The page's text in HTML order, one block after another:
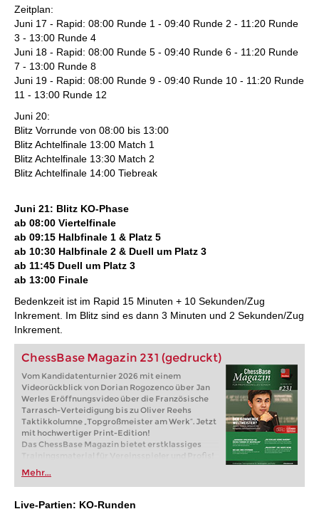
Structures“ – tief in die Komplexität des
farbvertauschten Benoni, des farbvertauschten
Wolga Gambits und des farbvertauschten
Blumenfeld-Gambits.
Kostenloses Beispielvideo:Introduction
Kostenloses Beispielvideo:
Zeitplan:
Juni 17 - Rapid: 08:00 Runde 1 - 09:40 Runde 2 - 11:20 Runde
3 - 13:00 Runde 4
Juni 18 - Rapid: 08:00 Runde 5 - 09:40 Runde 6 - 11:20 Runde
7 - 13:00 Runde 8
Juni 19 - Rapid: 08:00 Runde 9 - 09:40 Runde 10 - 11:20 Runde
11 - 13:00 Runde 12
Juni 20:
Blitz Vorrunde von 08:00 bis 13:00
Blitz Achtelfinale 13:00 Match 1
Blitz Achtelfinale 13:30 Match 2
Blitz Achtelfinale 14:00 Tiebreak
Juni 21: Blitz KO-Phase
ab 08:00 Viertelfinale
ab 09:15 Halbfinale 1 & Platz 5
ab 10:30 Halbfinale 2 & Duell um Platz 3
ab 11:45 Duell um Platz 3
ab 13:00 Finale
Bedenkzeit ist im Rapid 15 Minuten + 10 Sekunden/Zug
Inkrement. Im Blitz sind es dann 3 Minuten und 2 Sekunden/Zug
Inkrement.
ChessBase Magazin 231 (gedruckt)
Vom Kandidatenturnier 2026 mit einem
Videorückblick von Dorian Rogozenco über Jan
Werles Eröffnungsvideo über die Französische
Tarrasch-Verteidigung bis zu Oliver Reehs
Taktikkolumne „Topgroßmeister am Werk“. Jetzt
mit hochwertiger Print-Edition!
Das ChessBase Magazin bietet erstklassiges
Trainingsmaterial für Vereinsspieler und Profis!
Weltklassespieler analysieren ihre Glanzpartien
und erklären Ihnen die Ideen hinter den Zügen.
Eröffnungsspezialisten präsentieren die
neuesten Trends in der Eröffnungstheorie und
Mehr...
Live-Partien: KO-Runden